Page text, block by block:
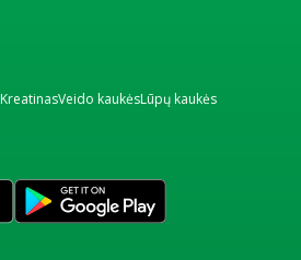
KreatinasVeido kaukėsLūpų kaukės